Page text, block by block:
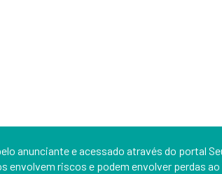
anunciante e acessado através do portal
envolvem riscos e podem envolver perdas